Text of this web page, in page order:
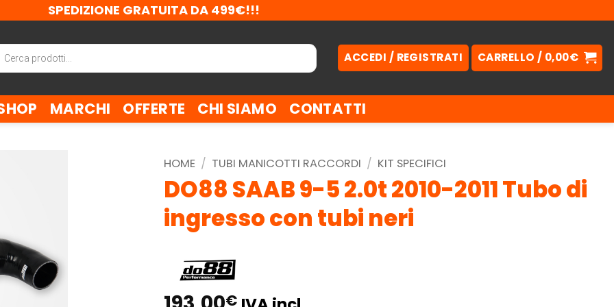
SPEDIZIONE GRATUITA DA 499€!!!
ACCEDI / REGISTRATI CARRELLO / 0,00€
MARCHI OFFERTE CHI SIAMO CONTATTI
HOME / TUBI MANICOTTI RACCORDI / KIT SPECIFICI
DO88 SAAB 9-5 2.0t 2010-2011 Tubo di
ingresso con tubi neri
€